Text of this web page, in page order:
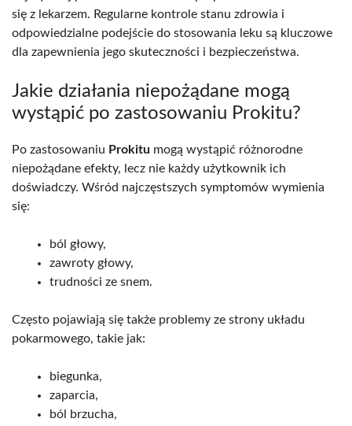
się z lekarzem. Regularne kontrole stanu zdrowia i
odpowiedzialne podejście do stosowania leku są kluczowe
dla zapewnienia jego skuteczności i bezpieczeństwa.
Jakie działania niepożądane mogą
wystąpić po zastosowaniu Prokitu?
Po zastosowaniu Prokitu mogą wystąpić różnorodne
niepożądane efekty, lecz nie każdy użytkownik ich
doświadczy. Wśród najczęstszych symptomów wymienia
się:
ból głowy,
zawroty głowy,
trudności ze snem.
Często pojawiają się także problemy ze strony układu
pokarmowego, takie jak:
biegunka,
zaparcia,
ból brzucha,